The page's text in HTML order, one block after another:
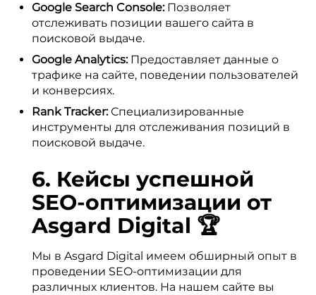
Google Search Console:Позволяет
отслеживать позиции вашего сайта в
поисковой выдаче.
Google Analytics:Предоставляет данные о
трафике на сайте, поведении пользователей
и конверсиях.
Rank Tracker:Специализированные
инструменты для отслеживания позиций в
поисковой выдаче.
6. Кейсы успешной
SEO-оптимизации от
Asgard Digital 🏆
Мы в Asgard Digital имеем обширный опыт в
проведении SEO-оптимизации для
различных клиентов. На нашем сайте вы